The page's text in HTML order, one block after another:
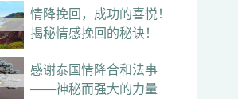
情降挽回，成功的喜悦！
揭秘情感挽回的秘诀！
感谢泰国情降合和法事
——神秘而强大的力量